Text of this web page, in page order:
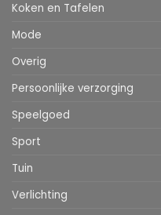
Koken en Tafelen
Mode
Overig
Persoonlijke verzorging
Speelgoed
Sport
Tuin
Verlichting